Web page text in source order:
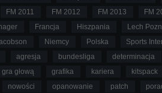
FM 2011 FM 2012 FM 2013
FM
Francja Hiszpania
Lech
Niemcy Polska
Sports
agresja bundesliga
determinacja
gra głową grafika kariera
kitspack
nowości opanowanie patch